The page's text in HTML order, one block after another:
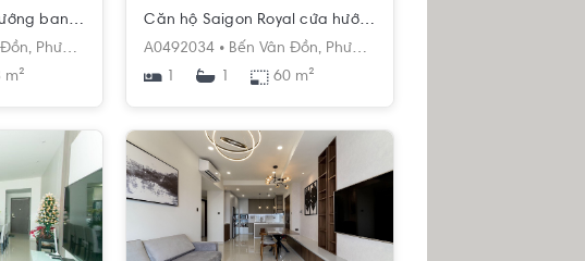
Căn hộ The Tresor hướng ban công tây bắc đầy đủ nội thất diện tích 93m²
Phường 12, Quận 4, Hồ Chí Minh
m²
Căn hộ Saigon Royal cửa hướng Đông Bắc, đầy đủ nội thất.
A0492034 • Bến Vân Đồn, Phường 12,
1 60 m²